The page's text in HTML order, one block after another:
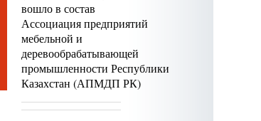
вошло в состав
Ассоциация предприятий
мебельной и
деревообрабатывающей
промышленности Республики
Казахстан (АПМДП РК)